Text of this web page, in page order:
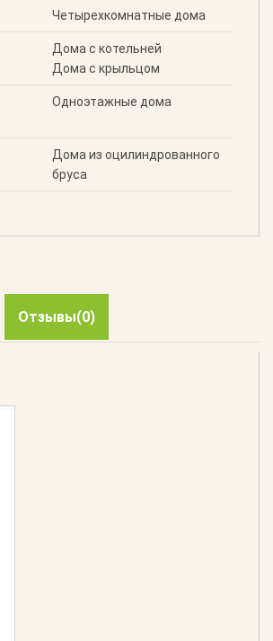
Четырехкомнатные дома
Дома с котельней
Дома с крыльцом
Одноэтажные дома
Дома из оцилиндрованного
бруса
Отзывы(0)